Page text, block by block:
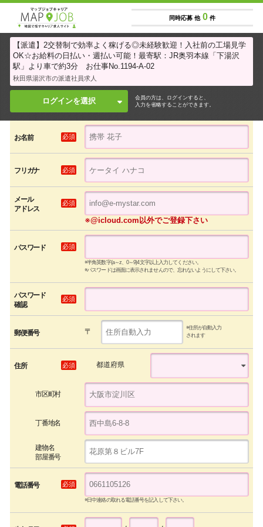
同時応募 他 0 件
【派遣】2交替制で効率よく稼げる◎未経験歓迎！入社前の工場見学
OK☆お給料の日払い・週払い可能！最寄駅：JR奥羽本線「下湯沢
駅」より車で約3分 お仕事No.1194-A-02
秋田県湯沢市の派遣社員求人
ログインを選択
会員の方は、ログインすると、
入力を省略することができます。
お名前 必須
フリガナ 必須
メール
アドレス
必須
※@icloud.com以外でご登録下さい
パスワード 必須
※半角英数字(a～z、0～9)4文字以上入力してください。
※パスワードは画面に表示されませんので、忘れないようにして下さい。
パスワード
確認
必須
郵便番号 〒
※住所が自動入力
されます
住所 必須 都道府県
市区町村
丁番地名
建物名
部屋番号
電話番号 必須
※日中連絡の取れる電話番号を記入して下さい。